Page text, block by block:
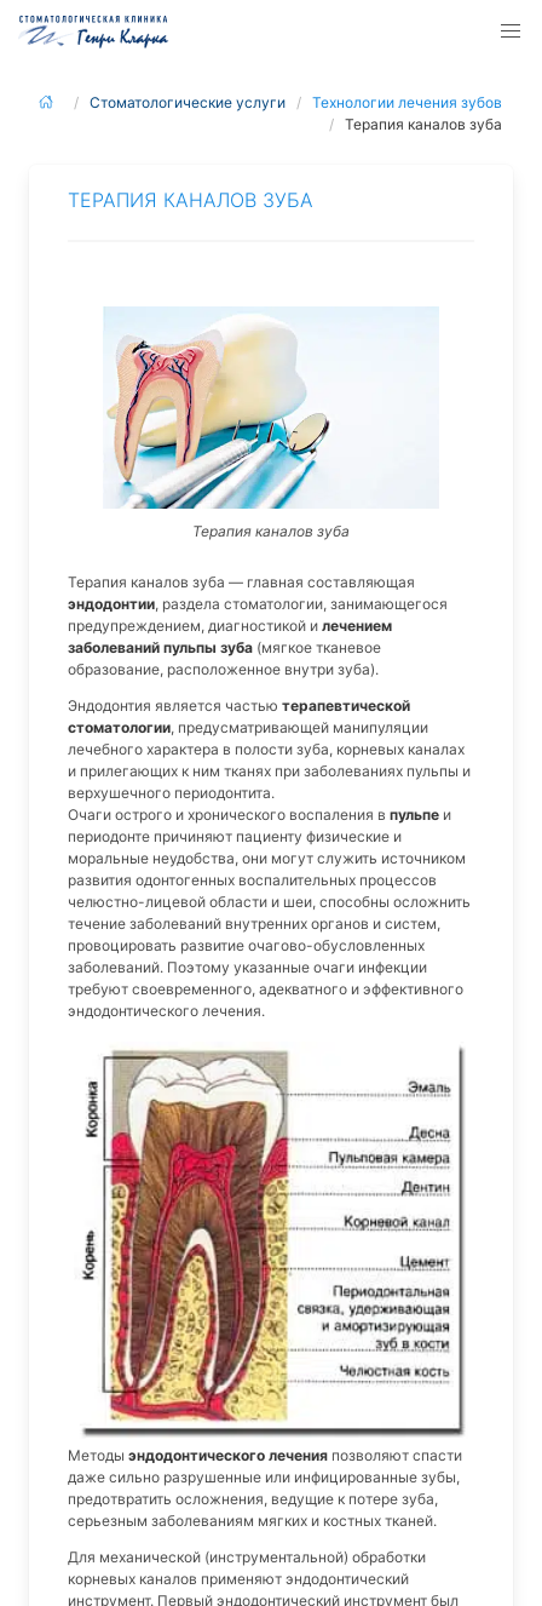
Стоматологические услуги
Технологии лечения зубов
Терапия каналов зуба
ТЕРАПИЯ КАНАЛОВ ЗУБА
Терапия каналов зуба
Терапия каналов зуба — главная составляющая
эндодонтии , раздела стоматологии, занимающегося
предупреждением, диагностикой и лечением
заболеваний пульпы зуба (мягкое тканевое
образование, расположенное внутри зуба).
Эндодонтия является частью терапевтической
стоматологии , предусматривающей манипуляции
лечебного характера в полости зуба, корневых каналах
и прилегающих к ним тканях при заболеваниях пульпы и
верхушечного периодонтита.
Очаги острого и хронического воспаления в пульпе и
периодонте причиняют пациенту физические и
моральные неудобства, они могут служить источником
развития одонтогенных воспалительных процессов
челюстно-лицевой области и шеи, способны осложнить
течение заболеваний внутренних органов и систем,
провоцировать развитие очагово-обусловленных
заболеваний. Поэтому указанные очаги инфекции
требуют своевременного, адекватного и эффективного
эндодонтического лечения.
Методы эндодонтического лечения позволяют спасти
даже сильно разрушенные или инфицированные зубы,
предотвратить осложнения, ведущие к потере зуба,
серьезным заболеваниям мягких и костных тканей.
Для механической (инструментальной) обработки
корневых каналов применяют эндодонтический
инструмент. Первый эндодонтический инструмент был